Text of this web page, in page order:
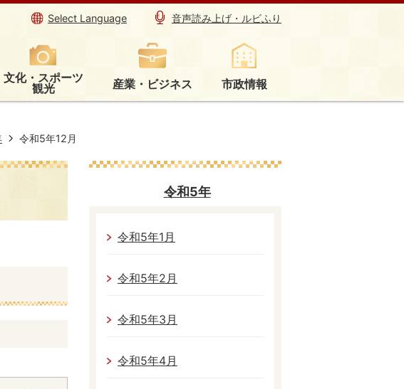
Select Language 音声読み上げ・ルビふり
文化・スポーツ
観光 産業・ビジネス 市政情報
令和5年12月
令和5年
令和5年1月
令和5年2月
令和5年3月
令和5年4月